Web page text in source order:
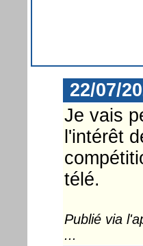
22/07/
Je vais
l'intérêt
télé.
Publié via
...